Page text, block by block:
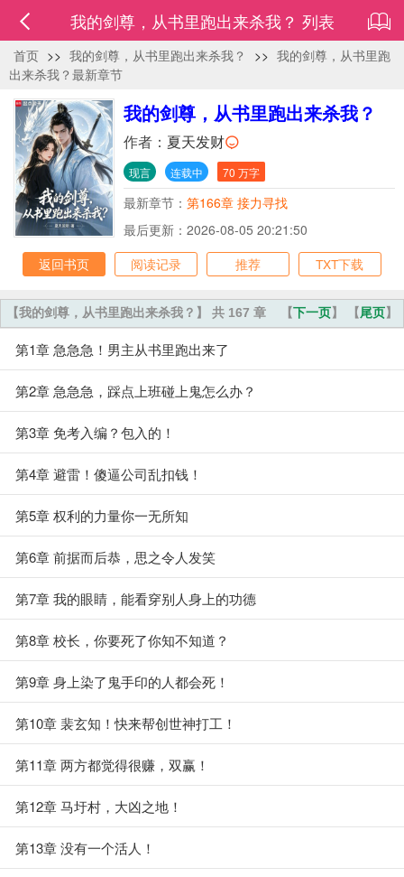
我的剑尊，从书里跑出来杀我？ 列表
首页 >> 我的剑尊，从书里跑出来杀我？ >> 我的剑尊，从书里跑
出来杀我？最新章节
我的剑尊，从书里跑出来杀我？
作者： 夏天发财
现言 连载中 70 万字
最新章节： 第166章 接力寻找
最后更新：2026-08-05 20:21:50
返回书页
阅读记录 推荐 TXT下载
【下一页】 【尾页】
【我的剑尊，从书里跑出来杀我？】 共 167 章
第1章 急急急！男主从书里跑出来了
第2章 急急急，踩点上班碰上鬼怎么办？
第3章 免考入编？包入的！
第4章 避雷！傻逼公司乱扣钱！
第5章 权利的力量你一无所知
第6章 前据而后恭，思之令人发笑
第7章 我的眼睛，能看穿别人身上的功德
第8章 校长，你要死了你知不知道？
第9章 身上染了鬼手印的人都会死！
第10章 裴玄知！快来帮创世神打工！
第11章 两方都觉得很赚，双赢！
第12章 马圩村，大凶之地！
第13章 没有一个活人！